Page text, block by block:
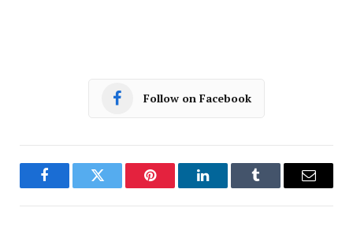
Follow on Facebook
FacebookTwitter Pinterest LinkedInTumblr Email